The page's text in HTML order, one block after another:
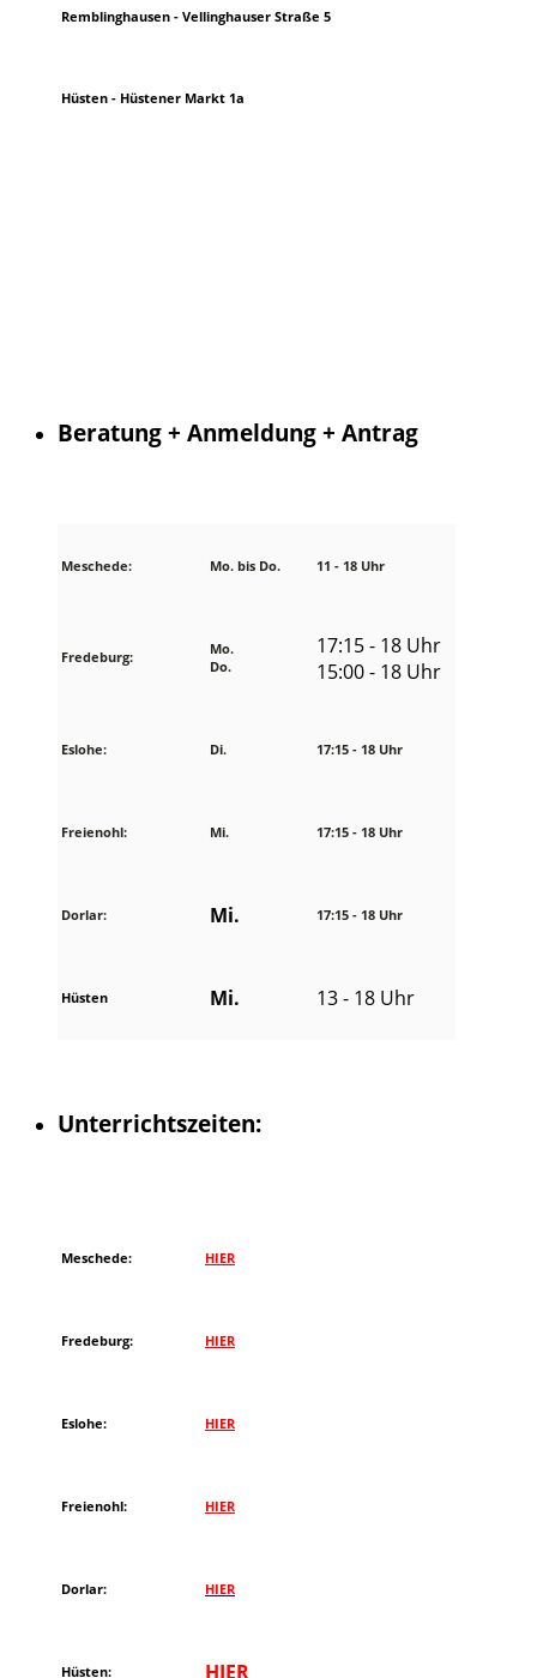
Remblinghausen - Vellinghauser Straße 5
Hüsten - Hüstener Markt 1a
Beratung + Anmeldung + Antrag
Meschede: Mo. bis Do. 11 - 18 Uhr
Fredeburg:
Mo.
Do.
17:15 - 18 Uhr
15:00 - 18 Uhr
Eslohe: Di. 17:15 - 18 Uhr
Freienohl: Mi. 17:15 - 18 Uhr
Dorlar: Mi. 17:15 - 18 Uhr
Hüsten Mi. 13 - 18 Uhr
Unterrichtszeiten:
Meschede: HIER
Fredeburg: HIER
Eslohe: HIER
Freienohl: HIER
Dorlar: HIER
Hüsten: HIER